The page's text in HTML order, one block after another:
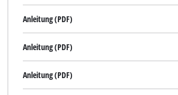
Anleitung (PDF)
Anleitung (PDF)
Anleitung (PDF)